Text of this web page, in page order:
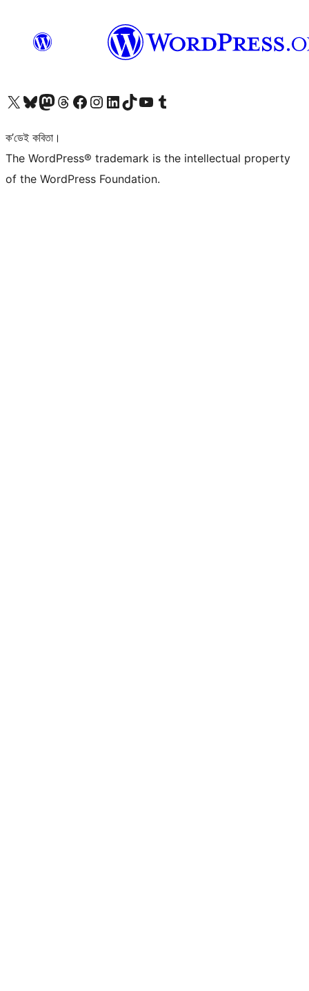
আমাৰ X (আগৰ Twitter) একাউণ্টলৈ যাওকআমাৰ Bluesky একাউণ্টলৈ যাওকআমাৰ Mastodon একাউণ্টলৈ যাওকআমাৰ Threads একাউণ্টলৈ যাওকআমাৰ Facebook পৃষ্ঠালৈ যাওকআমাৰ Instagram একাউণ্টলৈ যাওকআমাৰ LinkedIn একাউণ্টলৈ যাওকআমাৰ TikTok একাউণ্টলৈ যাওকআমাৰ YouTube চেনেললৈ যাওকআমাৰ Tumblr একাউণ্টলৈ যাওক
ক’ডেই কবিতা।
The WordPress® trademark is the intellectual property
of the WordPress Foundation.